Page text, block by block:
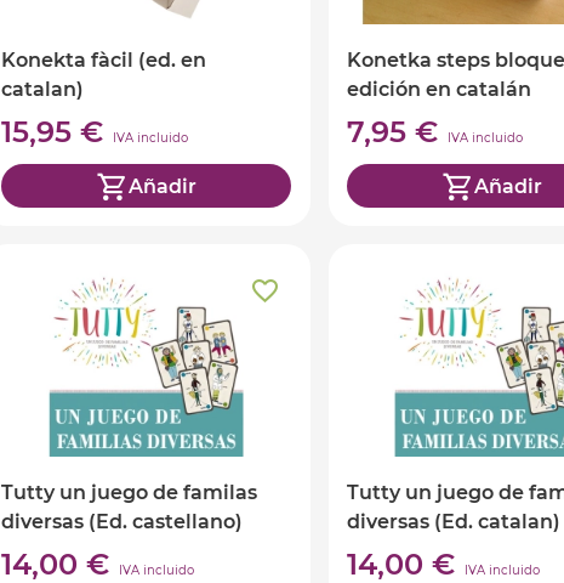
Konekta fàcil (ed. en
catalan)
15,95 € IVA incluido
Añadir
Konetka steps bloque
edición en catalán
7,95 € IVA incluido
Añadir
Tutty un juego de familas
diversas (Ed. castellano)
14,00 € IVA incluido
Tutty un juego de
diversas (Ed. catalan)
14,00 € IVA incluido